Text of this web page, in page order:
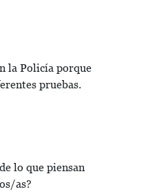
la Policía porque
pruebas.
lo que piensan
as?